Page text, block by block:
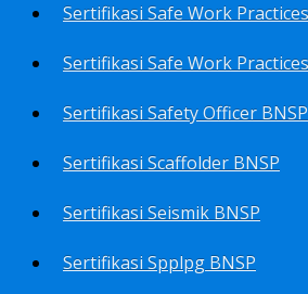
Sertifikasi Safety Officer BNSP
Sertifikasi Scaffolder BNSP
Sertifikasi Seismik BNSP
Sertifikasi Spplpg BNSP